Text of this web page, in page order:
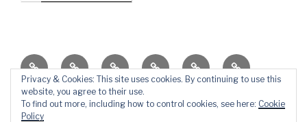
O
blogu
Top
Lista
Ewangelizacja
Father
Daniel
Video
Blog
PB
KontaktŚlady
Privacy & Cookies: This site uses cookies. By continuing to use this
website, you agree to their use.
To find out more, including how to control cookies, see here: Cookie
Policy